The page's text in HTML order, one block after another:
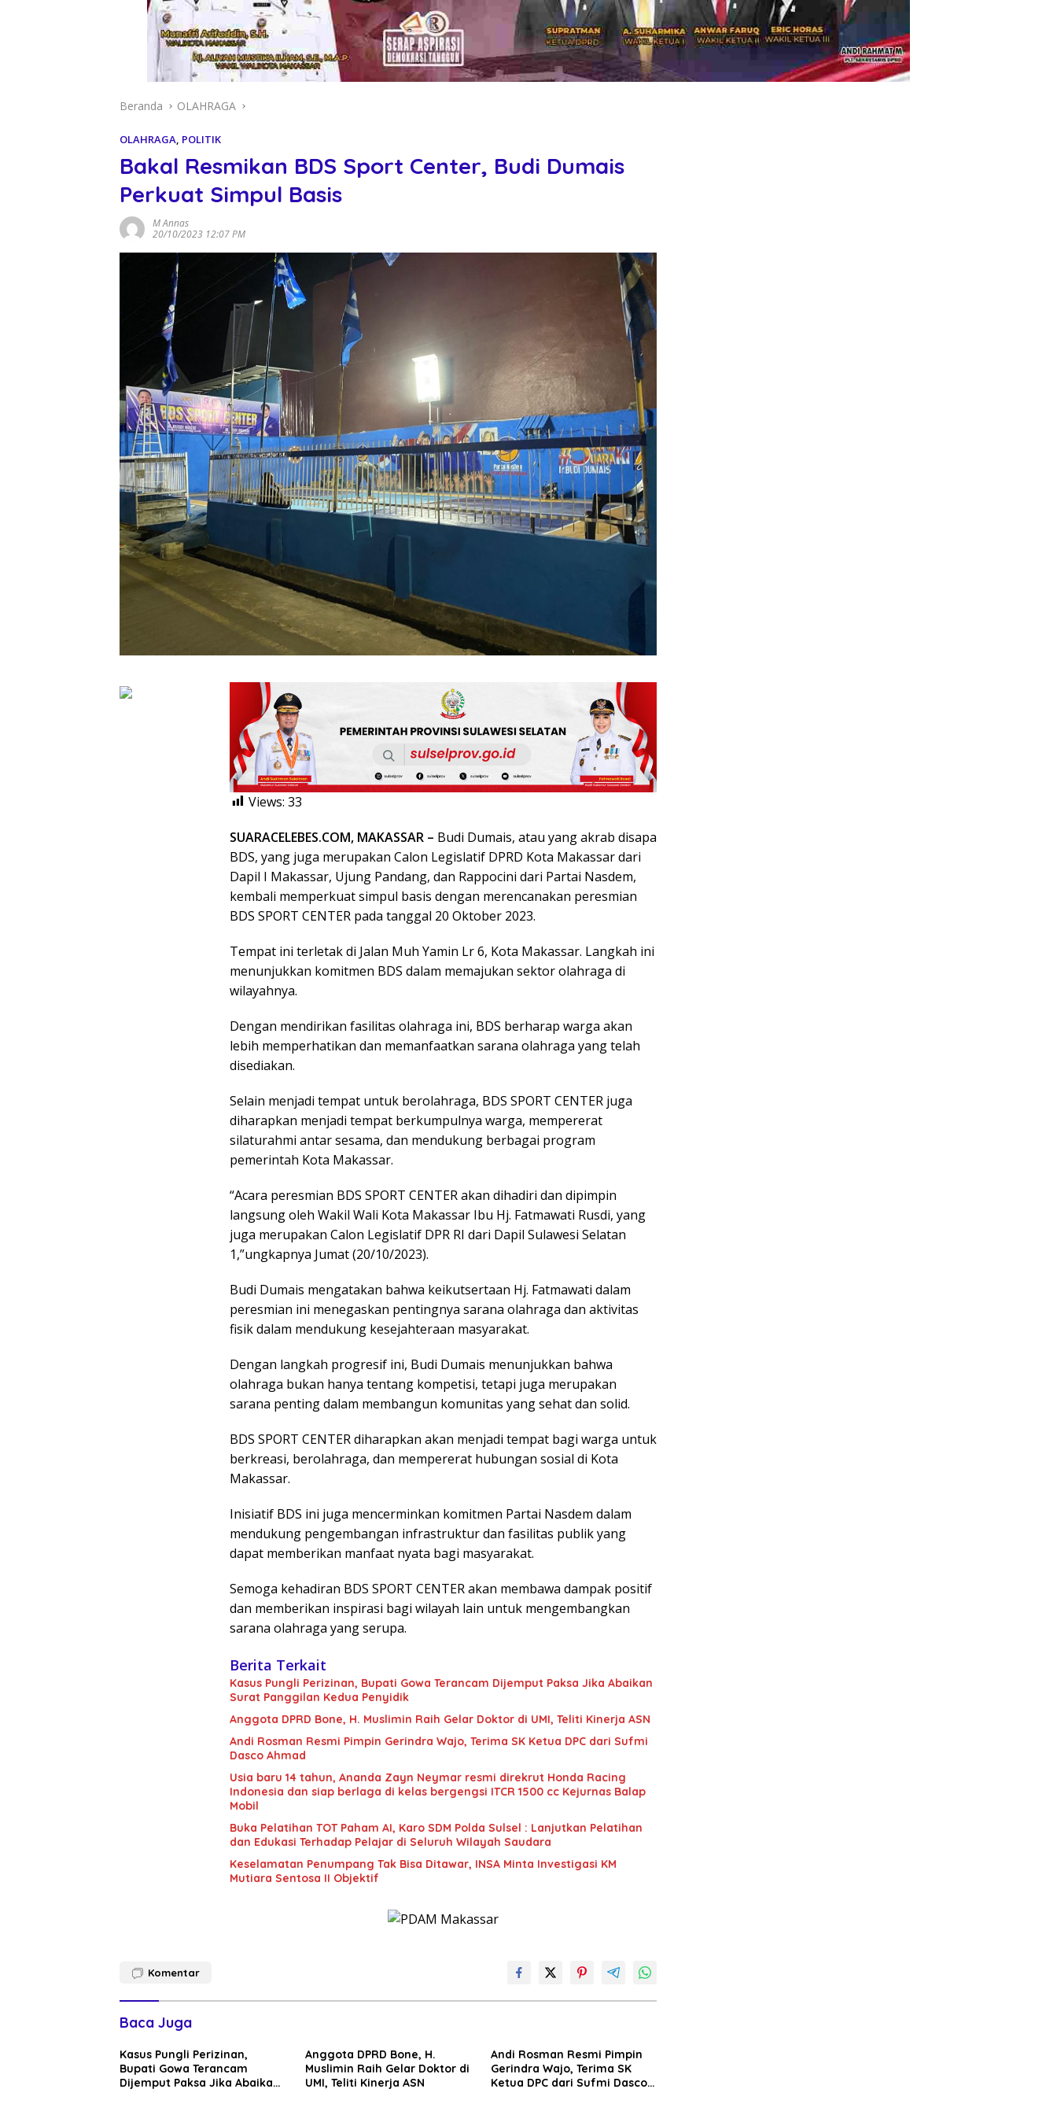
Beranda OLAHRAGA
OLAHRAGA, POLITIK
Bakal Resmikan BDS Sport Center, Budi Dumais
Perkuat Simpul Basis
M Annas
20/10/2023 12:07 PM
Views: 33
SUARACELEBES.COM, MAKASSAR – Budi Dumais, atau yang akrab disapa
BDS, yang juga merupakan Calon Legislatif DPRD Kota Makassar dari
Dapil I Makassar, Ujung Pandang, dan Rappocini dari Partai Nasdem,
kembali memperkuat simpul basis dengan merencanakan peresmian
BDS SPORT CENTER pada tanggal 20 Oktober 2023.
Tempat ini terletak di Jalan Muh Yamin Lr 6, Kota Makassar. Langkah ini
menunjukkan komitmen BDS dalam memajukan sektor olahraga di
wilayahnya.
Dengan mendirikan fasilitas olahraga ini, BDS berharap warga akan
lebih memperhatikan dan memanfaatkan sarana olahraga yang telah
disediakan.
Selain menjadi tempat untuk berolahraga, BDS SPORT CENTER juga
diharapkan menjadi tempat berkumpulnya warga, mempererat
silaturahmi antar sesama, dan mendukung berbagai program
pemerintah Kota Makassar.
“Acara peresmian BDS SPORT CENTER akan dihadiri dan dipimpin
langsung oleh Wakil Wali Kota Makassar Ibu Hj. Fatmawati Rusdi, yang
juga merupakan Calon Legislatif DPR RI dari Dapil Sulawesi Selatan
1,”ungkapnya Jumat (20/10/2023).
Budi Dumais mengatakan bahwa keikutsertaan Hj. Fatmawati dalam
peresmian ini menegaskan pentingnya sarana olahraga dan aktivitas
fisik dalam mendukung kesejahteraan masyarakat.
Dengan langkah progresif ini, Budi Dumais menunjukkan bahwa
olahraga bukan hanya tentang kompetisi, tetapi juga merupakan
sarana penting dalam membangun komunitas yang sehat dan solid.
BDS SPORT CENTER diharapkan akan menjadi tempat bagi warga untuk
berkreasi, berolahraga, dan mempererat hubungan sosial di Kota
Makassar.
Inisiatif BDS ini juga mencerminkan komitmen Partai Nasdem dalam
mendukung pengembangan infrastruktur dan fasilitas publik yang
dapat memberikan manfaat nyata bagi masyarakat.
Semoga kehadiran BDS SPORT CENTER akan membawa dampak positif
dan memberikan inspirasi bagi wilayah lain untuk mengembangkan
sarana olahraga yang serupa.
Berita Terkait
Kasus Pungli Perizinan, Bupati Gowa Terancam Dijemput Paksa Jika Abaikan
Surat Panggilan Kedua Penyidik
Anggota DPRD Bone, H. Muslimin Raih Gelar Doktor di UMI, Teliti Kinerja ASN
Andi Rosman Resmi Pimpin Gerindra Wajo, Terima SK Ketua DPC dari Sufmi
Dasco Ahmad
Usia baru 14 tahun, Ananda Zayn Neymar resmi direkrut Honda Racing
Indonesia dan siap berlaga di kelas bergengsi ITCR 1500 cc Kejurnas Balap
Mobil
Buka Pelatihan TOT Paham AI, Karo SDM Polda Sulsel : Lanjutkan Pelatihan
dan Edukasi Terhadap Pelajar di Seluruh Wilayah Saudara
Keselamatan Penumpang Tak Bisa Ditawar, INSA Minta Investigasi KM
Mutiara Sentosa II Objektif
Komentar
Baca Juga
Kasus Pungli Perizinan,
Bupati Gowa Terancam
Dijemput Paksa Jika Abaikan
Anggota DPRD Bone, H.
Muslimin Raih Gelar Doktor di
UMI, Teliti Kinerja ASN
Andi Rosman Resmi Pimpin
Gerindra Wajo, Terima SK
Ketua DPC dari Sufmi Dasco